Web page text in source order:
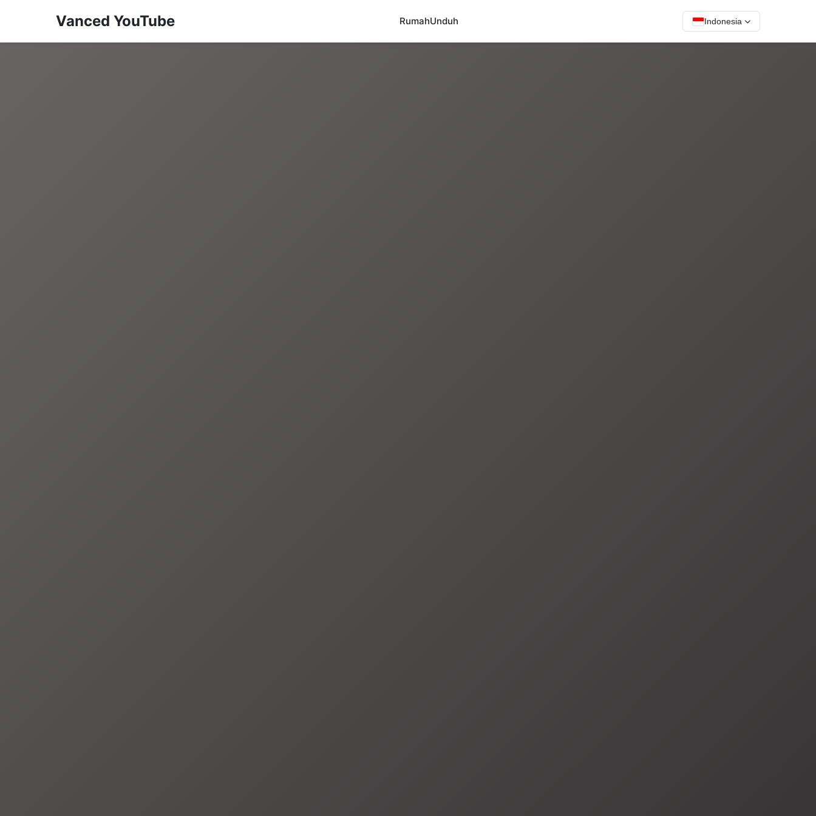
Vanced YouTube RumahUnduh Indonesia